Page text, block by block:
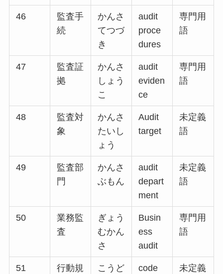
46
監査手
続
かんさ
てつづ
き
audit
proce
dures
専門用
語
47
監査証
拠
かんさ
しょう
こ
audit
eviden
ce
専門用
語
48
監査対
象
かんさ
たいし
ょう
Audit
target
未定義
語
49
監査部
門
かんさ
ぶもん
audit
depart
ment
未定義
語
50
業務監
査
ぎょう
むかん
さ
Busin
ess
audit
専門用
語
51
行動規
こうど
code
未定義